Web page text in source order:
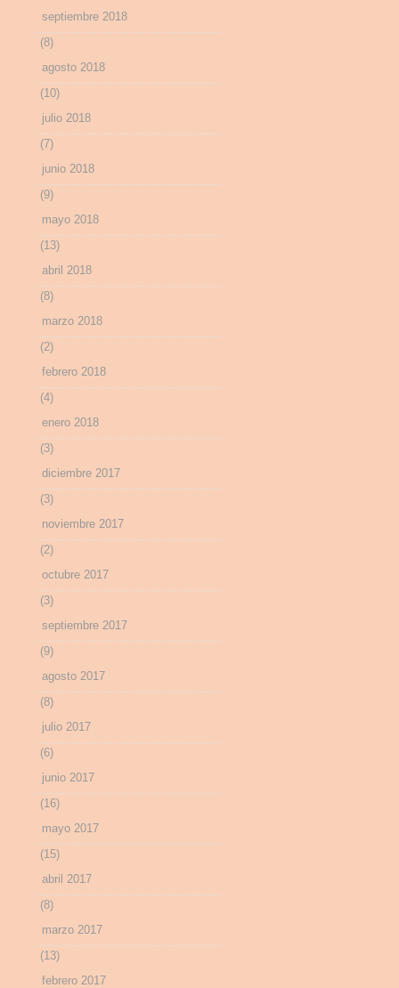
septiembre 2018
(8)
agosto 2018
(10)
julio 2018
(7)
junio 2018
(9)
mayo 2018
(13)
abril 2018
(8)
marzo 2018
(2)
febrero 2018
(4)
enero 2018
(3)
diciembre 2017
(3)
noviembre 2017
(2)
octubre 2017
(3)
septiembre 2017
(9)
agosto 2017
(8)
julio 2017
(6)
junio 2017
(16)
mayo 2017
(15)
abril 2017
(8)
marzo 2017
(13)
febrero 2017